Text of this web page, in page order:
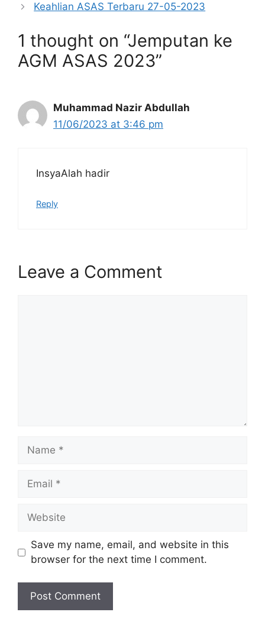
Keahlian ASAS Terbaru 27-05-2023
1 thought on “Jemputan ke
AGM ASAS 2023”
Muhammad Nazir Abdullah
11/06/2023 at 3:46 pm
InsyaAlah hadir
Reply
Leave a Comment
Name
Email
Website
Save my name, email, and website in this
browser for the next time I comment.